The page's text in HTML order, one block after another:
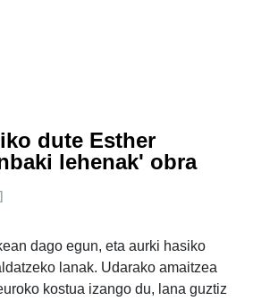
dute Esther
lehenak' obra
dago egun, eta aurki hasiko
lanak. Udarako amaitzea
kostua izango du, lana guztiz